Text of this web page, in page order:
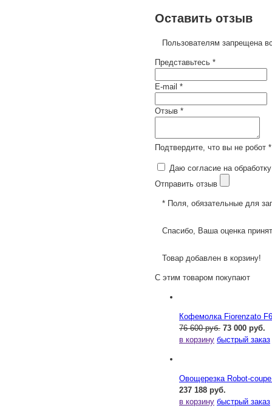
Оставить отзыв
Пользователям запрещена
Представьтесь *
E-mail *
Отзыв *
Подтвердите, что вы не робот *
Даю согласие на
Отправить отзыв
* Поля, обязательные для
Спасибо, Ваша оценка
Товар добавлен в корзину!
С этим товаром покупают
Кофемолка Fiorenzato
76 600 руб. 73 000 руб.
в корзину быстрый заказ
Овощерезка Robot-
237 188 руб.
в корзину быстрый заказ